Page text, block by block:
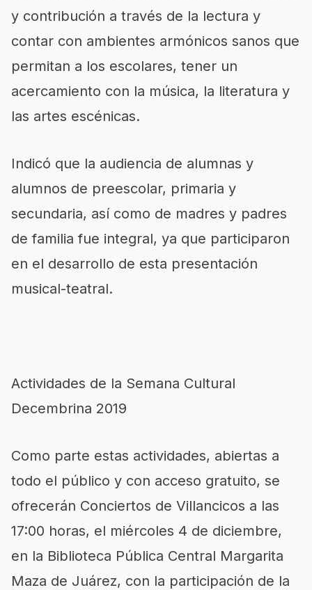
y contribución a través de la lectura y
contar con ambientes armónicos sanos que
permitan a los escolares, tener un
acercamiento con la música, la literatura y
las artes escénicas.
Indicó que la audiencia de alumnas y
alumnos de preescolar, primaria y
secundaria, así como de madres y padres
de familia fue integral, ya que participaron
en el desarrollo de esta presentación
musical-teatral.
Actividades de la Semana Cultural
Decembrina 2019
Como parte estas actividades, abiertas a
todo el público y con acceso gratuito, se
ofrecerán Conciertos de Villancicos a las
17:00 horas, el miércoles 4 de diciembre,
en la Biblioteca Pública Central Margarita
Maza de Juárez, con la participación de la